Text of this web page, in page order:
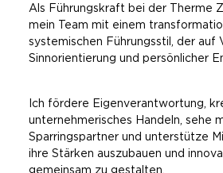
Als Führungskraft bei der Therme
mein Team mit einem
systemischen Führungsstil, der auf
Sinnorientierung und persönlicher
Ich fördere Eigenverantwortung,
unternehmerisches Handeln, sehe
Sparringspartner und unterstütze
ihre Stärken auszubauen und
gemeinsam zu gestalten.